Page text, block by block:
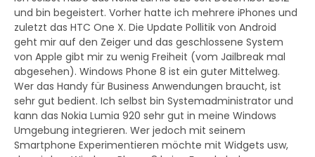
und bin begeistert. Vorher hatte ich mehrere iPhones und
zuletzt das HTC One X. Die Update Pollitik von Android
geht mir auf den Zeiger und das geschlossene System
von Apple gibt mir zu wenig Freiheit (vom Jailbreak mal
abgesehen). Windows Phone 8 ist ein guter Mittelweg.
Wer das Handy für Business Anwendungen braucht, ist
sehr gut bedient. Ich selbst bin Systemadministrator und
kann das Nokia Lumia 920 sehr gut in meine Windows
Umgebung integrieren. Wer jedoch mit seinem
Smartphone Experimentieren möchte mit Widgets usw,